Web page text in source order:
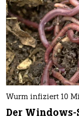
Wurm infiziert 10
Der Windows-